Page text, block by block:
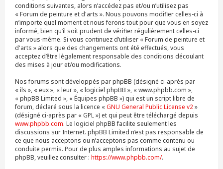
conditions suivantes, alors n’accédez pas et/ou n’utilisez pas
« Forum de peinture et d'arts ». Nous pouvons modifier celles-ci à
n’importe quel moment et nous ferons tout pour que vous en soyez
informé, bien qu’il soit prudent de vérifier régulièrement celles-ci
par vous-même. Si vous continuez d’utiliser « Forum de peinture et
d'arts » alors que des changements ont été effectués, vous
acceptez d’être légalement responsable des conditions découlant
des mises à jour et/ou modifications.
Nos forums sont développés par phpBB (désigné ci-après par
« ils », « eux », « leur », « logiciel phpBB », « www.phpbb.com »,
« phpBB Limited », « Équipes phpBB ») qui est un script libre de
forum, déclaré sous la licence « GNU General Public License v2»
(désigné ci-après par « GPL ») et qui peut être téléchargé depuis
www.phpbb.com. Le logiciel phpBB facilite seulement les
discussions sur Internet. phpBB Limited n’est pas responsable de
ce que nous acceptons ou n’acceptons pas comme contenu ou
conduite permis. Pour de plus amples informations au sujet de
phpBB, veuillez consulter : https://www.phpbb.com/.